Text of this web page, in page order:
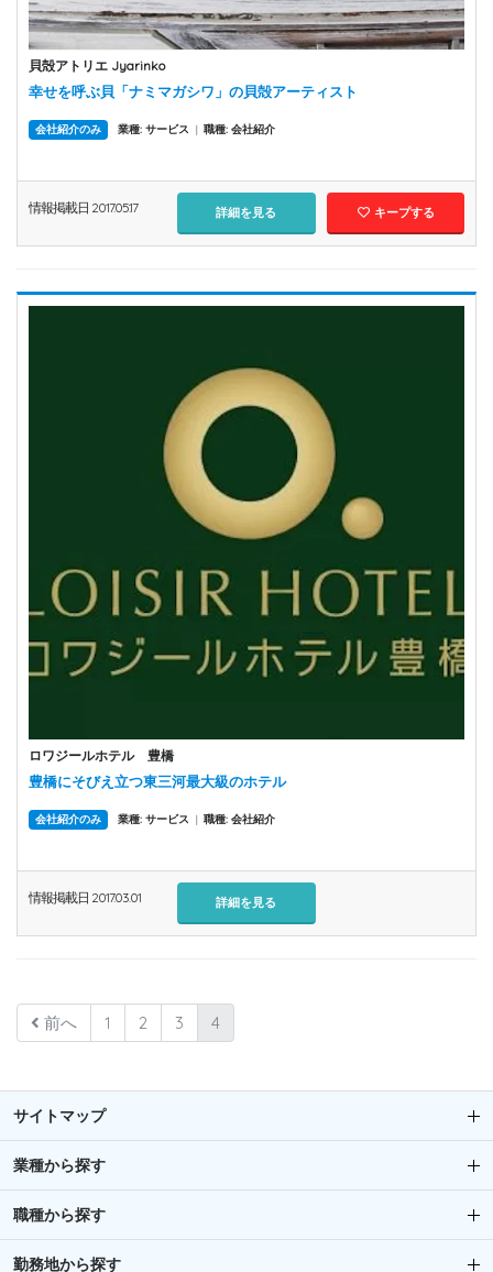
貝殻アトリエ Jyarinko
幸せを呼ぶ貝「ナミマガシワ」の貝殻アーティスト
会社紹介のみ 業種: サービス | 職種: 会社紹介
情報掲載日 2017.05.17 詳細を見る キープする
ロワジールホテル 豊橋
豊橋にそびえ立つ東三河最大級のホテル
会社紹介のみ 業種: サービス | 職種: 会社紹介
情報掲載日 2017.03.01 詳細を見る
前へ 1 2 3 4
サイトマップ
業種から探す
職種から探す
勤務地から探す